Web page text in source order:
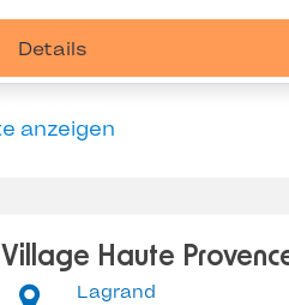
Details
anzeigen
Village Haute
Lagrand